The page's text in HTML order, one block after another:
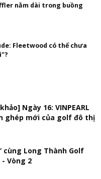
nằm dài trong buồng
Fleetwood có thể chưa
Ngày 16: VINPEARL
ghép mới của golf đô thị
cùng Long Thành Golf
Vòng 2